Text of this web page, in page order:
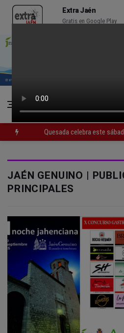
Extra Jaén
Gratis en Google Play
Quesada celebra este
JAÉN GENUINO |
PRINCIPALES